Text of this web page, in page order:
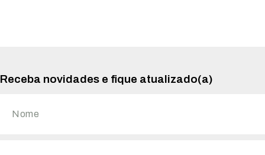
Receba novidades e fique atualizado(a)